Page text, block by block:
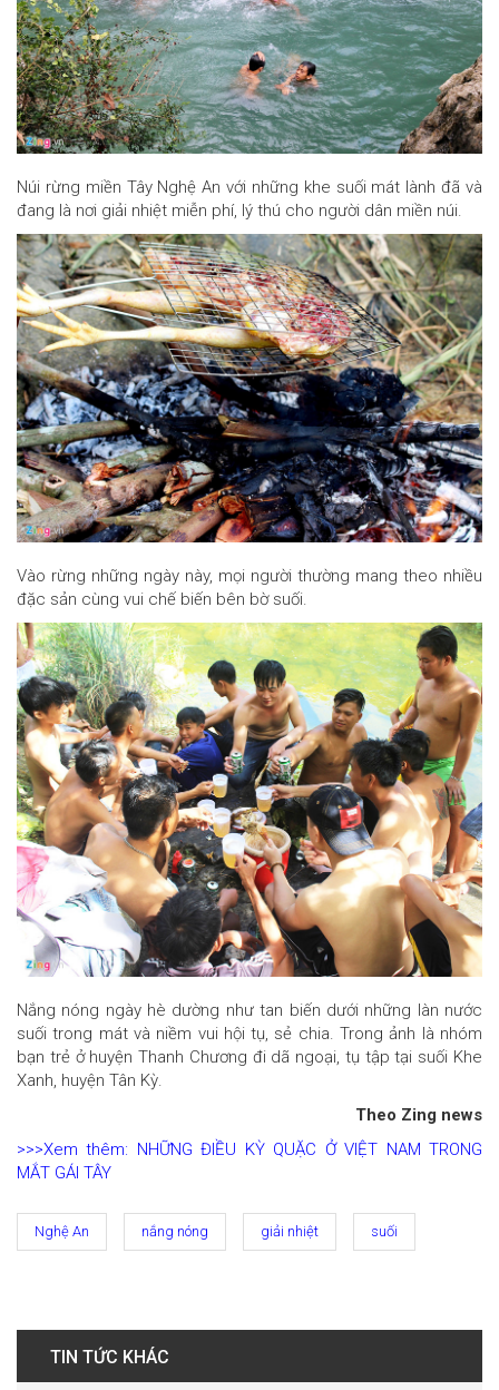
Núi rừng miền Tây Nghệ An với những khe suối mát lành đã và
đang là nơi giải nhiệt miễn phí, lý thú cho người dân miền núi.
Vào rừng những ngày này, mọi người thường mang theo nhiều
đặc sản cùng vui chế biến bên bờ suối.
Nắng nóng ngày hè dường như tan biến dưới những làn nước
suối trong mát và niềm vui hội tụ, sẻ chia. Trong ảnh là nhóm
bạn trẻ ở huyện Thanh Chương đi dã ngoại, tụ tập tại suối Khe
Xanh, huyện Tân Kỳ.
Theo Zing news
>>>Xem thêm: NHỮNG ĐIỀU KỲ QUẶC Ở VIỆT NAM TRONG
MẮT GÁI TÂY
Nghệ An nắng nóng giải nhiệt suối
TIN TỨC KHÁC